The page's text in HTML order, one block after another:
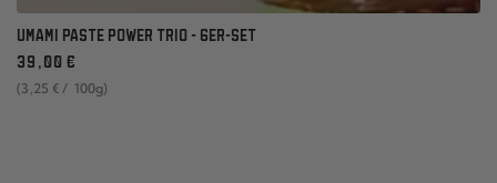
UMAMI PASTE POWER TRIO - 6ER-SET
Regulärer
Preis
39 ,00 €
Stückpreis
(3 ,25 € / pro
100g)